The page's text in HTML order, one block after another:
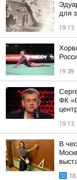
для
19:13
19:39
ФК
19:13
В